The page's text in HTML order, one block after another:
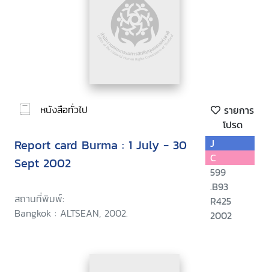
หนังสือทั่วไป
รายการ
โปรด
Report card Burma : 1 July - 30
Sept 2002
สถานที่พิมพ์:
Bangkok : ALTSEAN, 2002.
J
C
599
.B93
R425
2002